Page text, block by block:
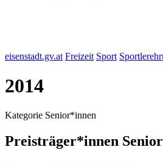
eisenstadt.gv.at Freizeit Sport
2014
Kategorie Senior*innen
Preisträger*innen